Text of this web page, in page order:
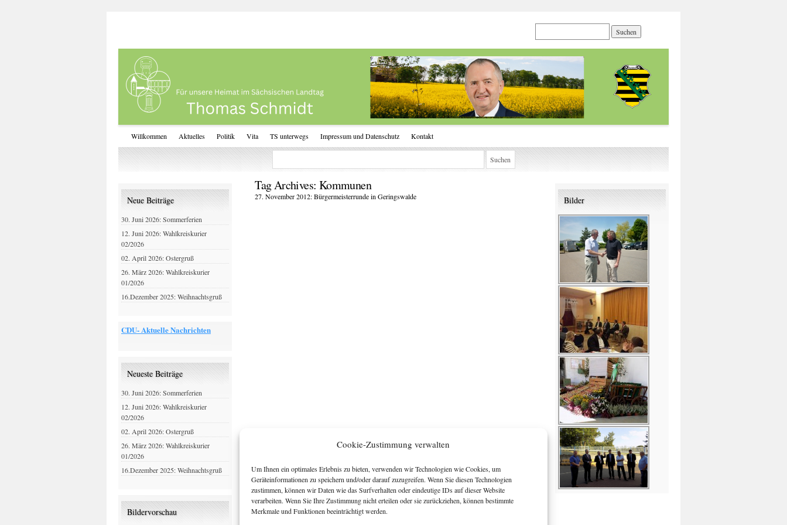
Cookie-Zustimmung verwalten
Um Ihnen ein optimales Erlebnis zu bieten, verwenden wir Technologien wie Cookies, um
Geräteinformationen zu speichern und/oder darauf zuzugreifen. Wenn Sie diesen Technologien
zustimmen, können wir Daten wie das Surfverhalten oder eindeutige IDs auf dieser Website
verarbeiten. Wenn Sie Ihre Zustimmung nicht erteilen oder sie zurückziehen, können bestimmte
Merkmale und Funktionen beeinträchtigt werden.
Willkommen Aktuelles Politik Vita TS unterwegs Impressum und Datenschutz Kontakt
Tag Archives: Kommunen
27. November 2012: Bürgermeisterrunde in Geringswalde
Neue Beiträge
30. Juni 2026: Sommerferien
12. Juni 2026: Wahlkreiskurier
02/2026
02. April 2026: Ostergruß
26. März 2026: Wahlkreiskurier
01/2026
16.Dezember 2025: Weihnachtsgruß
CDU- Aktuelle Nachrichten
Neueste Beiträge
30. Juni 2026: Sommerferien
12. Juni 2026: Wahlkreiskurier
02/2026
02. April 2026: Ostergruß
26. März 2026: Wahlkreiskurier
01/2026
16.Dezember 2025: Weihnachtsgruß
Bildervorschau
Bilder